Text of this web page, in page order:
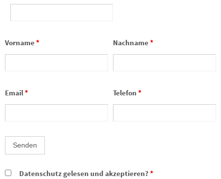
Vorname* Nachname*
Email* Telefon*
Datenschutz gelesen und akzeptieren?*